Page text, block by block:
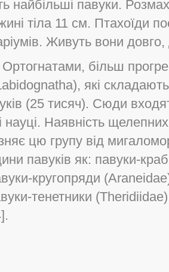
павуки. Розмах
тіла 11 см. Птахоїди
Живуть вони довго,
Ортогнатами, більш
які
(25 тисяч). Сюди
науці. Наявність
цю групу від
павуків як: павуки-
кругопряди
тенетники